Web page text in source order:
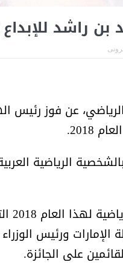
للإبداع
عن فوز رئيس
الرياضية
ورئيس
على الجائزة.
أمل البنيان .. طبيبة فوق